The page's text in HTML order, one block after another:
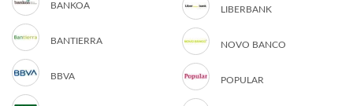
BANKOA
BANTIERRA
BBVA
LIBERBANK
NOVO BANCO
POPULAR